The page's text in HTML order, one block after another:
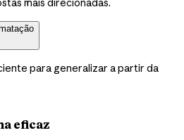
mais direcionadas.
para generalizar a partir da
eficaz